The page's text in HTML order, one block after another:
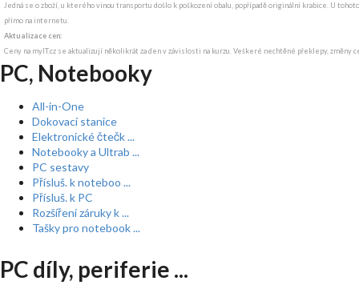
Jedná se o zboží, u kterého vinou transportu došlo k poškození obalu, popřípadě originální krabice. U
přímo na internetu.
Aktualizace cen:
Ceny na myIT.cz se aktualizují několikrát za den v závislosti na kurzu. Veškeré nechtěné překlepy, změny
PC, Notebooky
All-in-One
Dokovací stanice
Elektronické čtečk ...
Notebooky a Ultrab ...
PC sestavy
Přísluš. k noteboo ...
Přísluš. k PC
Rozšíření záruky k ...
Tašky pro notebook ...
PC díly, periferie ...